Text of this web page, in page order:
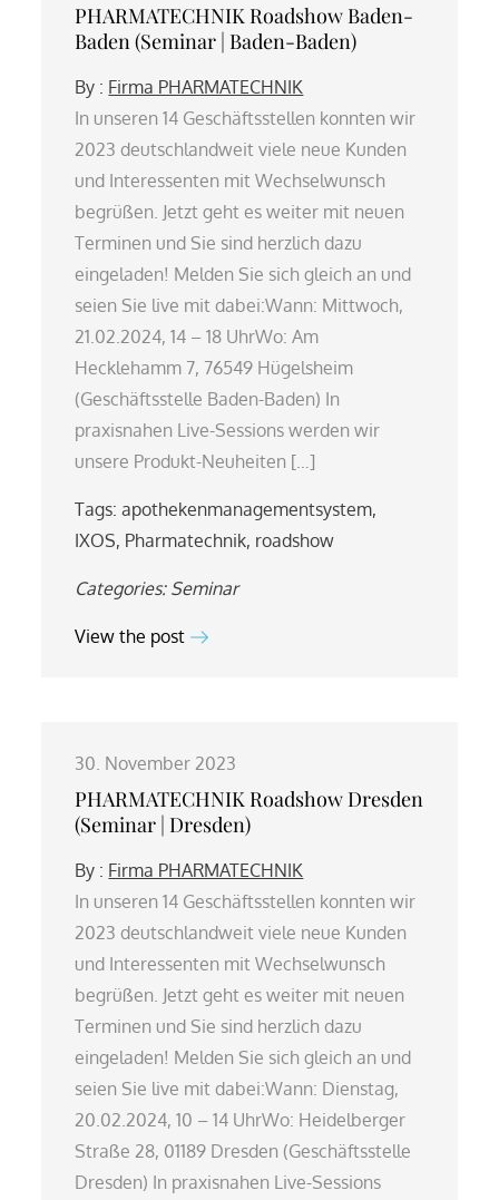
PHARMATECHNIK Roadshow Baden-
Baden (Seminar | Baden-Baden)
By : Firma PHARMATECHNIK
In unseren 14 Geschäftsstellen konnten wir
2023 deutschlandweit viele neue Kunden
und Interessenten mit Wechselwunsch
begrüßen. Jetzt geht es weiter mit neuen
Terminen und Sie sind herzlich dazu
eingeladen! Melden Sie sich gleich an und
seien Sie live mit dabei:Wann: Mittwoch,
21.02.2024, 14 – 18 UhrWo: Am
Hecklehamm 7, 76549 Hügelsheim
(Geschäftsstelle Baden-Baden) In
praxisnahen Live-Sessions werden wir
unsere Produkt-Neuheiten […]
Tags:apothekenmanagementsystem,
IXOS, Pharmatechnik, roadshow
Categories: Seminar
View the post
30. November 2023
PHARMATECHNIK Roadshow Dresden
(Seminar | Dresden)
By : Firma PHARMATECHNIK
In unseren 14 Geschäftsstellen konnten wir
2023 deutschlandweit viele neue Kunden
und Interessenten mit Wechselwunsch
begrüßen. Jetzt geht es weiter mit neuen
Terminen und Sie sind herzlich dazu
eingeladen! Melden Sie sich gleich an und
seien Sie live mit dabei:Wann: Dienstag,
20.02.2024, 10 – 14 UhrWo: Heidelberger
Straße 28, 01189 Dresden (Geschäftsstelle
Dresden) In praxisnahen Live-Sessions